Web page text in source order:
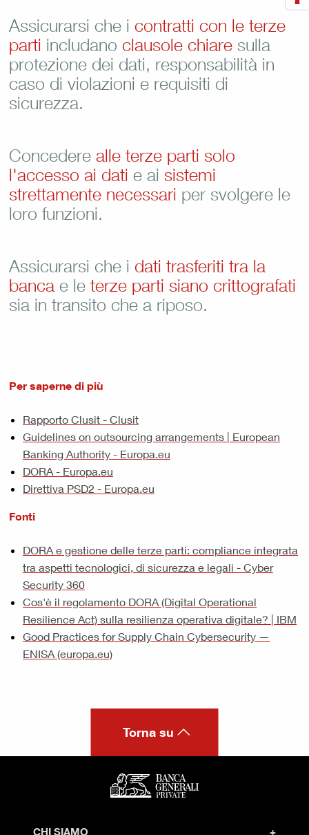
Assicurarsi che i contratti con le terze
parti includano clausole chiare sulla
protezione dei dati, responsabilità in
caso di violazioni e requisiti di
sicurezza.
Concedere alle terze parti solo
l'accesso ai dati e ai sistemi
strettamente necessari per svolgere le
loro funzioni.
Assicurarsi che i dati trasferiti tra la
banca e le terze parti siano crittografati
sia in transito che a riposo.
Per saperne di più
Rapporto Clusit - Clusit
Guidelines on outsourcing arrangements | European
Banking Authority - Europa.eu
DORA - Europa.eu
Direttiva PSD2 - Europa.eu
Fonti
DORA e gestione delle terze parti: compliance integrata
tra aspetti tecnologici, di sicurezza e legali - Cyber
Security 360
Cos'è il regolamento DORA (Digital Operational
Resilience Act) sulla resilienza operativa digitale? | IBM
Good Practices for Supply Chain Cybersecurity —
ENISA (europa.eu)
Torna su
CHI SIAMO